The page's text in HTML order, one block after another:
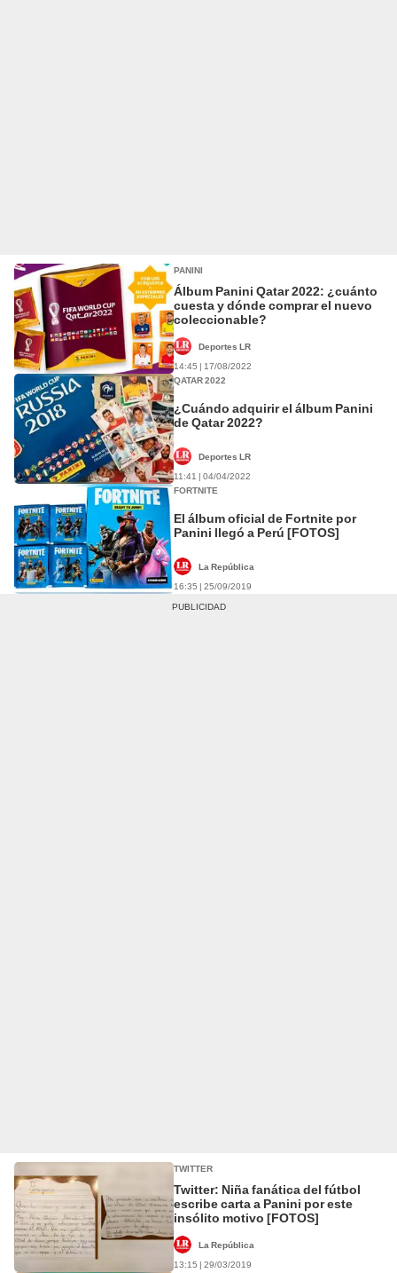
PANINI
Álbum Panini Qatar 2022: ¿cuánto
cuesta y dónde comprar el nuevo
coleccionable?
Deportes LR
14:45 | 17/08/2022
QATAR 2022
¿Cuándo adquirir el álbum Panini
de Qatar 2022?
Deportes LR
11:41 | 04/04/2022
FORTNITE
El álbum oficial de Fortnite por
Panini llegó a Perú [FOTOS]
La República
16:35 | 25/09/2019
TWITTER
Twitter: Niña fanática del fútbol
escribe carta a Panini por este
insólito motivo [FOTOS]
La República
13:15 | 29/03/2019